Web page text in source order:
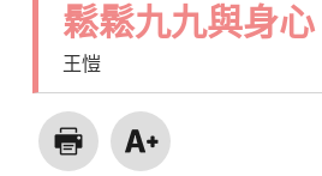
鬆鬆九九與身心
王愷